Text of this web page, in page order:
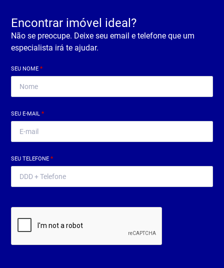
Encontrar imóvel ideal?
Não se preocupe. Deixe seu email e telefone que um
especialista irá te ajudar.
SEU NOME*
SEU E-MAIL*
SEU TELEFONE*